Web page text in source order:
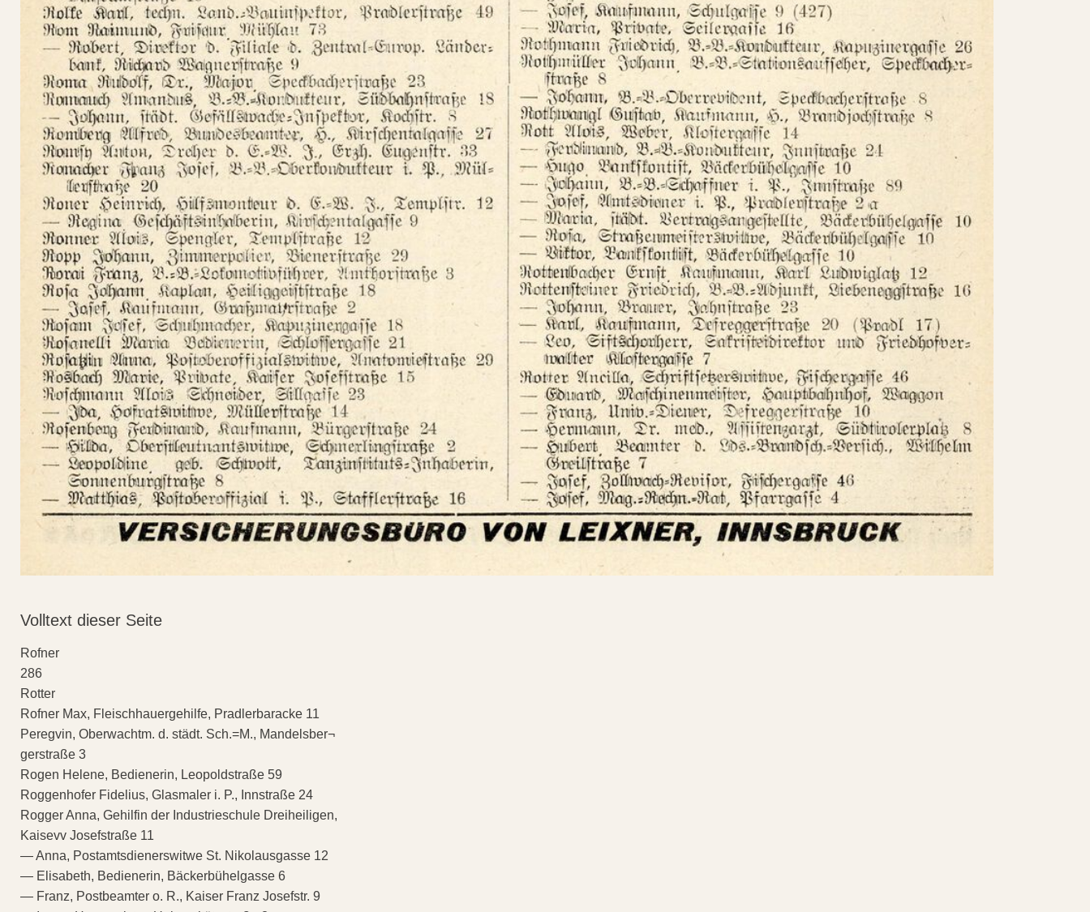
Volltext dieser Seite
Rofner
286
Rotter
Rofner Max, Fleischhauergehilfe, Pradlerbaracke 11
Peregvin, Oberwachtm. d. städt. Sch.=M., Mandelsber¬
gerstraße 3
Rogen Helene, Bedienerin, Leopoldstraße 59
Roggenhofer Fidelius, Glasmaler i. P., Innstraße 24
Rogger Anna, Gehilfin der Industrieschule Dreiheiligen,
Kaisevv Josefstraße 11
— Anna, Postamtsdienerswitwe St. Nikolausgasse 12
— Elisabeth, Bedienerin, Bäckerbühelgasse 6
— Franz, Postbeamter o. R., Kaiser Franz Josefstr. 9